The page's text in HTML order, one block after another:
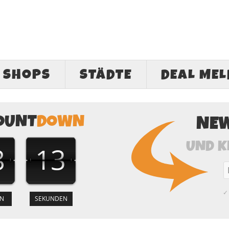
SHOPS STÄDTE DEAL
DOWN
12 UND
✓